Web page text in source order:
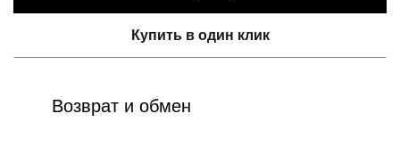
Купить в один клик
Возврат и обмен